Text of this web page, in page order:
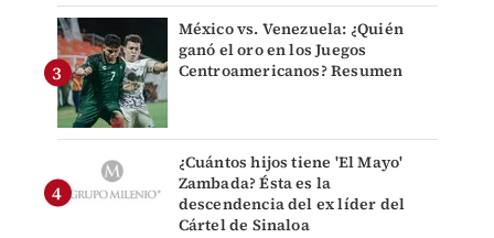
México vs. Venezuela: ¿Quién
ganó el oro en los Juegos
Centroamericanos? Resumen
¿Cuántos hijos tiene 'El Mayo'
Zambada? Ésta es la
descendencia del ex líder del
Cártel de Sinaloa